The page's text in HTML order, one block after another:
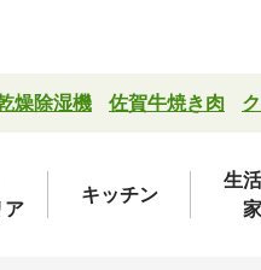
燥除湿機 佐賀牛焼き肉
ア
キッチン
生